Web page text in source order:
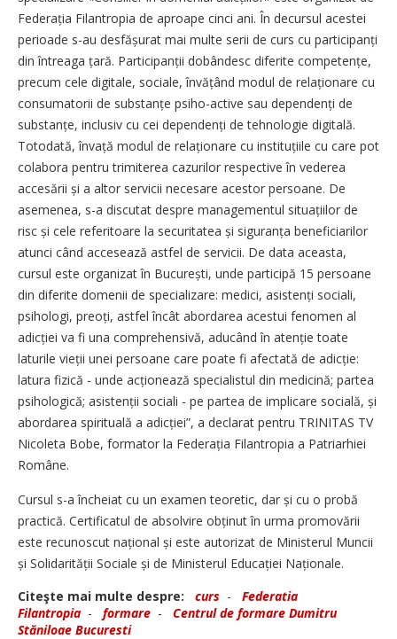
Federația Filantropia de aproape cinci ani. În decursul acestei
perioade s-au desfășurat mai multe serii de curs cu participanți
din întreaga țară. Participanții dobândesc diferite competențe,
precum cele digitale, sociale, învățând modul de relaționare cu
consumatorii de substanțe psiho-active sau dependenți de
substanțe, inclusiv cu cei dependenți de tehnologie digitală.
Totodată, învață modul de relaționare cu instituțiile cu care pot
colabora pentru trimiterea cazurilor respective în vederea
accesării și a altor servicii necesare acestor persoane. De
asemenea, s-a discutat despre managementul situa­țiilor de
risc și cele referitoare la securitatea și siguranța beneficiarilor
atunci când accesează astfel de servicii. De data aceasta,
cursul este organizat în București, unde participă 15 persoane
din diferite domenii de specializare: medici, asistenți sociali,
psihologi, preoți, astfel încât abordarea acestui fenomen al
adicției va fi una comprehensivă, aducând în atenție toate
laturile vieții unei persoane care poate fi afectată de adicție:
latura fizică - unde acționează specialistul din medicină; partea
psihologică; asistenții sociali - pe partea de implicare socială, și
abordarea spirituală a adicției”, a declarat pentru TRINITAS TV
Nicoleta Bobe, formator la Federația Filantropia a Patriarhiei
Române.
Cursul s-a încheiat cu un examen teoretic, dar și cu o probă
practică. Certificatul de absolvire obținut în urma promovării
este recunoscut național și este autorizat de Ministerul Muncii
și Solidarității Sociale și de Ministerul Educației Naționale.
Citeşte mai multe despre:
curs - Federatia
Filantropia - formare - Centrul de formare Dumitru
Stăniloae Bucuresti